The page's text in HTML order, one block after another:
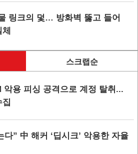
링크의 덫… 방화벽 뚫고 들어
스크랩순
용 피싱 공격으로 계정 탈취...
집
” 中 해커 ‘딥시크’ 악용한 자율